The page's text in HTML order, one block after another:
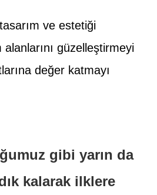
tasarım ve estetiği
güzelleştirmeyi
değer katmayı
gibi yarın da
kalarak ilklere